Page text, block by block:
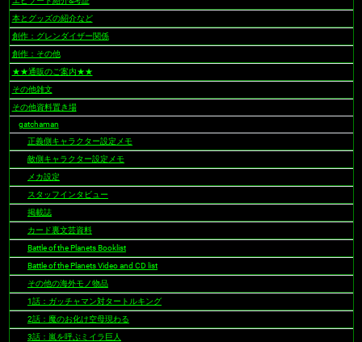
ゲ
ー
シ
ョ
ン
本とグッズの紹介など
創作：グレンダイザー関係
創作：その他
★★通販のご案内★★
その他雑文
その他資料置き場
gatchaman
正義側キャラクター設定メモ
敵側キャラクター設定メモ
メカ設定
スタッフインタビュー
掲載誌
カード裏文芸資料
Battle of the Planets Booklist
Battle of the Planets Video and CD list
その他の海外モノ物品
1話：ガッチャマン対タートルキング
2話：魔のお化け空母現わる
3話：嵐を呼ぶミイラ巨人